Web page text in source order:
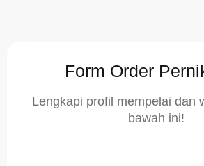
Form Order
Lengkapi profil mempelai dan
bawah ini!